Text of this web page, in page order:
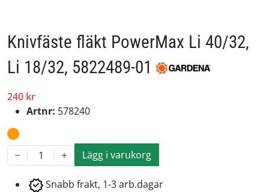
Knivfäste fläkt PowerMax Li 40/32,
Li 18/32, 5822489-01
240 kr
Artnr: 578240
1 Lägg i varukorg
Snabb frakt, 1-3 arb.dagar